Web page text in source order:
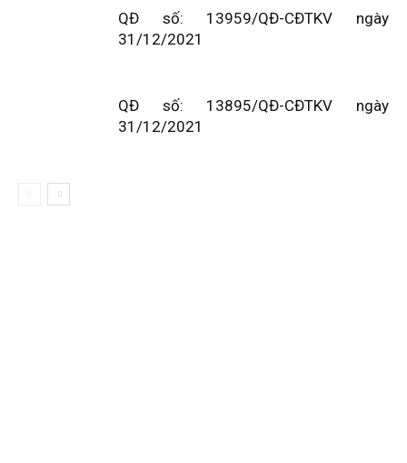
QĐ số: 13959/QĐ-CĐTKV ngày
31/12/2021
QĐ số: 13895/QĐ-CĐTKV ngày
31/12/2021